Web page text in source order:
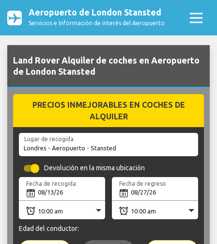
Aeropuerto de London Stansted
Servicios e Información de interés del Aeropuerto
Land Rover Alquiler de coches en Aeropuerto
de London Stansted
PRECIOS INMEJORABLES EN COCHES DE
ALQUILER
Lugar de recogida
Devolución en la misma ubicación
Fecha de recogida Fecha de regreso
Edad del conductor: